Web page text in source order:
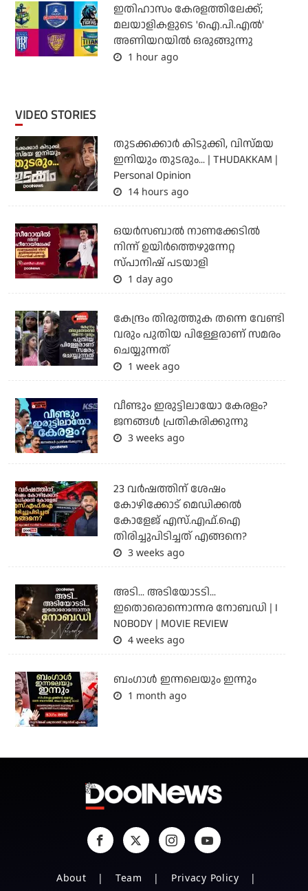
ഇതിഹാസം കേരളത്തിലേക്ക്;
മലയാളികളുടെ 'ഐ.പി.എല്‍'
അണിയറയില്‍ ഒരുങ്ങുന്നു
1 hour ago
VIDEO STORIES
തുടക്കക്കാര്‍ കിടുക്കി, വിസ്മയ
ഇനിയും തുടരും... | THUDAKKAM |
Personal Opinion
14 hours ago
ഒയര്‍സബാൽ നാണക്കേടിൽ
നിന്ന് ഉയിർത്തെഴുന്നേറ്റ
സ്പാനിഷ് പടയാളി
1 day ago
കേന്ദ്രം തിരുത്തുക തന്നെ വേണ്ടി
വരും പുതിയ പിള്ളേരാണ് സമരം
ചെയ്യുന്നത്
1 week ago
വീണ്ടും ഇരുട്ടിലായോ കേരളം?
ജനങ്ങൾ പ്രതികരിക്കുന്നു
3 weeks ago
23 വർഷത്തിന് ശേഷം
കോഴിക്കോട് മെഡിക്കൽ
കോളേജ് എസ്.എഫ്.ഐ
തിരിച്ചുപിടിച്ചത് എങ്ങനെ?
3 weeks ago
അടി... അടിയോടടി...
ഇതൊരൊന്നൊന്നര നോബഡി | I
NOBODY | MOVIE REVIEW
4 weeks ago
ബംഗാള്‍ ഇന്നലെയും ഇന്നും
1 month ago
About Team Privacy Policy